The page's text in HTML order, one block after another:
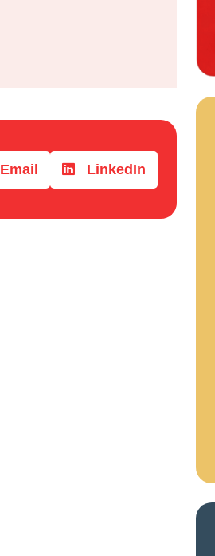
Email LinkedIn